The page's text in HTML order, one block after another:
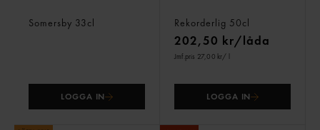
Somersby 33cl
LOGGA IN
Rekorderlig 50cl
202,50 kr/låda
Jmf.pris 27,00 kr/ l
LOGGA IN